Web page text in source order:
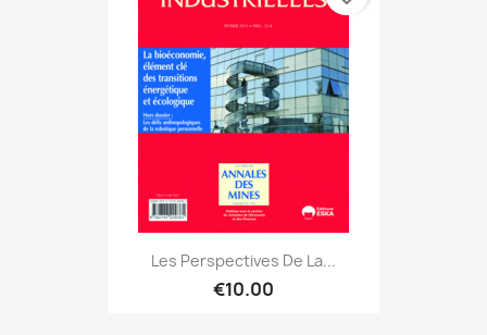
Les Perspectives De La...
€10.00